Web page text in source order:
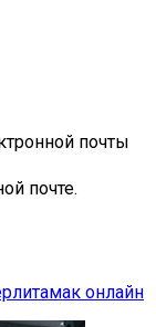
почты
почте.
онлайн